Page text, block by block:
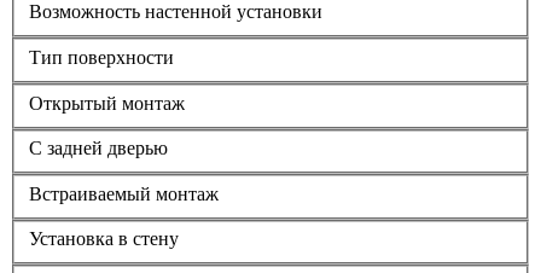
Возможность настенной установки
Тип поверхности
Открытый монтаж
С задней дверью
Встраиваемый монтаж
Установка в стену